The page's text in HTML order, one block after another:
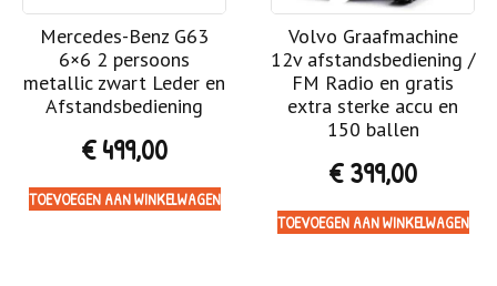
Mercedes-Benz G63
6×6 2 persoons
metallic zwart Leder en
Afstandsbediening
€499,00
TOEVOEGEN AAN WINKELWAGEN
Volvo Graafmachine
12v afstandsbediening /
FM Radio en gratis
extra sterke accu en
150 ballen
€399,00
TOEVOEGEN AAN WINKELWAGEN